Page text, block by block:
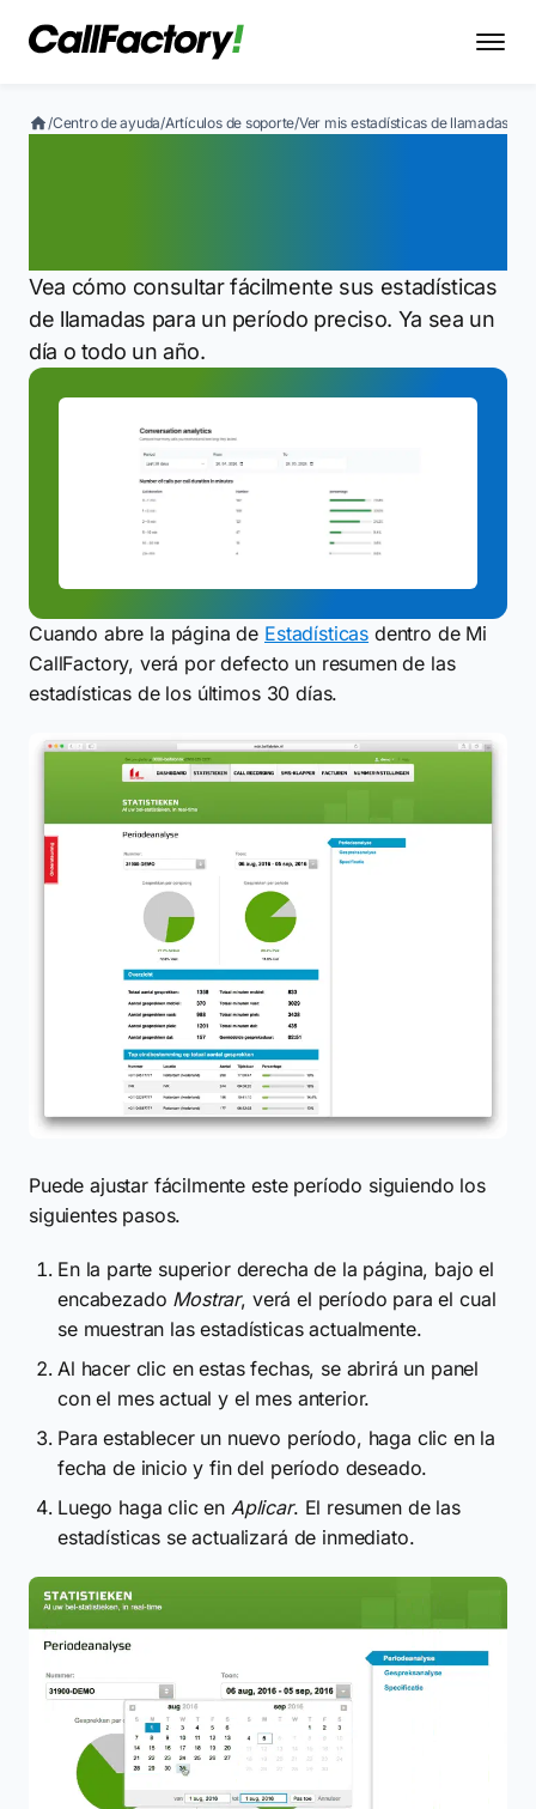
/Centro de ayuda/Artículos de soporte/Ver mis estadísticas de llamadas
Vea cómo consultar fácilmente sus estadísticas
de llamadas para un período preciso. Ya sea un
día o todo un año.
Cuando abre la página de Estadísticas dentro de Mi
CallFactory, verá por defecto un resumen de las
estadísticas de los últimos 30 días.
Puede ajustar fácilmente este período siguiendo los
siguientes pasos.
En la parte superior derecha de la página, bajo el
encabezado Mostrar, verá el período para el cual
se muestran las estadísticas actualmente.
Al hacer clic en estas fechas, se abrirá un panel
con el mes actual y el mes anterior.
Para establecer un nuevo período, haga clic en la
fecha de inicio y fin del período deseado.
Luego haga clic en Aplicar. El resumen de las
estadísticas se actualizará de inmediato.